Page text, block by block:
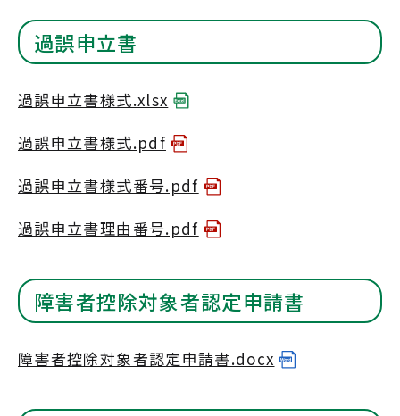
過誤申立書
過誤申立書様式.xlsx
過誤申立書様式.pdf
過誤申立書様式番号.pdf
過誤申立書理由番号.pdf
障害者控除対象者認定申請書
障害者控除対象者認定申請書.docx